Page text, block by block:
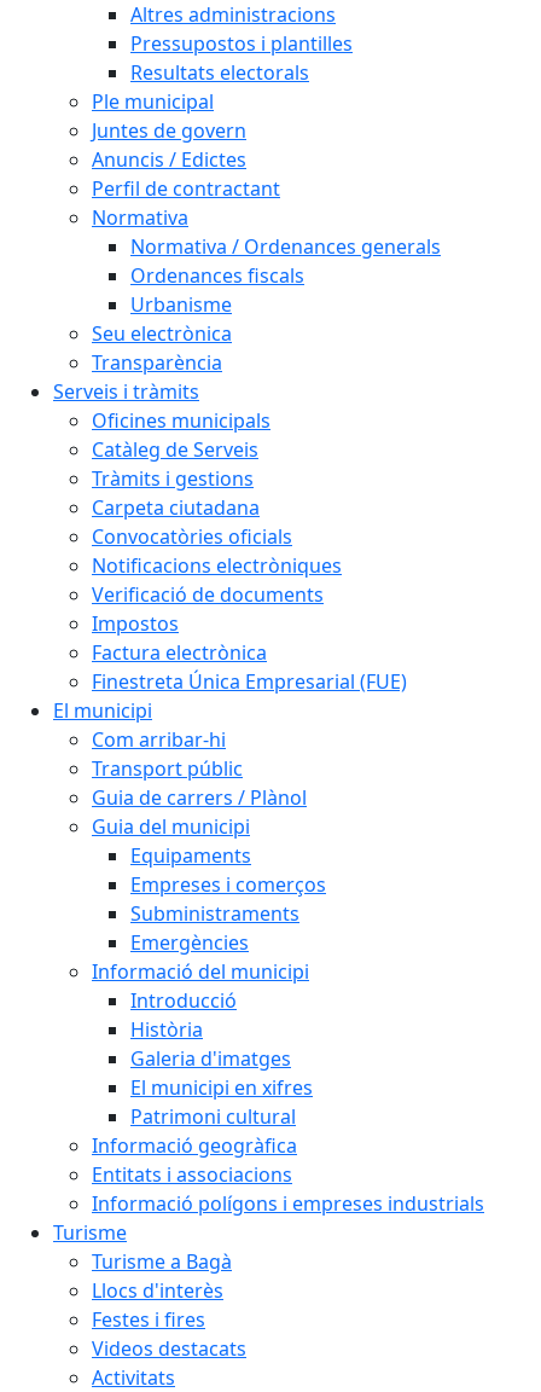
Altres administracions
Pressupostos i plantilles
Resultats electorals
Ple municipal
Juntes de govern
Anuncis / Edictes
Perfil de contractant
Normativa
Normativa / Ordenances generals
Ordenances fiscals
Urbanisme
Seu electrònica
Transparència
Serveis i tràmits
Oficines municipals
Catàleg de Serveis
Tràmits i gestions
Carpeta ciutadana
Convocatòries oficials
Notificacions electròniques
Verificació de documents
Impostos
Factura electrònica
Finestreta Única Empresarial (FUE)
El municipi
Com arribar-hi
Transport públic
Guia de carrers / Plànol
Guia del municipi
Equipaments
Empreses i comerços
Subministraments
Emergències
Informació del municipi
Introducció
Història
Galeria d'imatges
El municipi en xifres
Patrimoni cultural
Informació geogràfica
Entitats i associacions
Informació polígons i empreses industrials
Turisme
Turisme a Bagà
Llocs d'interès
Festes i fires
Videos destacats
Activitats